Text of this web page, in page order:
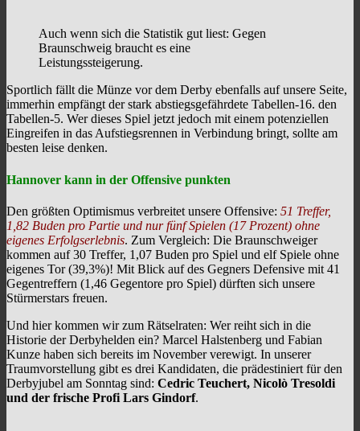
Auch wenn sich die Statistik gut liest: Gegen
Braunschweig braucht es eine
Leistungssteigerung.
Sportlich fällt die Münze vor dem Derby ebenfalls auf unsere Seite,
immerhin empfängt der stark abstiegsgefährdete Tabellen-16. den
Tabellen-5. Wer dieses Spiel jetzt jedoch mit einem potenziellen
Eingreifen in das Aufstiegsrennen in Verbindung bringt, sollte am
besten leise denken.
Hannover kann in der Offensive punkten
Den größten Optimismus verbreitet unsere Offensive: 51 Treffer,
1,82 Buden pro Partie und nur fünf Spielen (17 Prozent) ohne
eigenes Erfolgserlebnis. Zum Vergleich: Die Braunschweiger
kommen auf 30 Treffer, 1,07 Buden pro Spiel und elf Spiele ohne
eigenes Tor (39,3%)! Mit Blick auf des Gegners Defensive mit 41
Gegentreffern (1,46 Gegentore pro Spiel) dürften sich unsere
Stürmerstars freuen.
Und hier kommen wir zum Rätselraten: Wer reiht sich in die
Historie der Derbyhelden ein? Marcel Halstenberg und Fabian
Kunze haben sich bereits im November verewigt. In unserer
Traumvorstellung gibt es drei Kandidaten, die prädestiniert für den
Derbyjubel am Sonntag sind: Cedric Teuchert, Nicolò Tresoldi
und der frische Profi Lars Gindorf.